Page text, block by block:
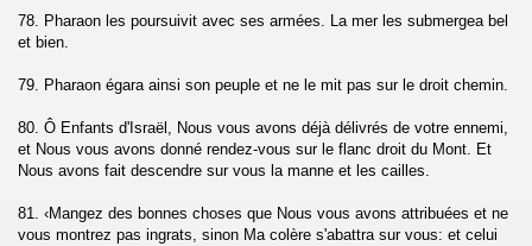
78. Pharaon les poursuivit avec ses armées. La mer les submergea bel
et bien.
79. Pharaon égara ainsi son peuple et ne le mit pas sur le droit chemin.
80. Ô Enfants d'Israël, Nous vous avons déjà délivrés de votre ennemi,
et Nous vous avons donné rendez-vous sur le flanc droit du Mont. Et
Nous avons fait descendre sur vous la manne et les cailles.
81. ‹Mangez des bonnes choses que Nous vous avons attribuées et ne
vous montrez pas ingrats, sinon Ma colère s'abattra sur vous: et celui
Duha)